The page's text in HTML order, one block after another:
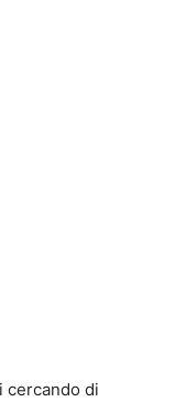
cercando di